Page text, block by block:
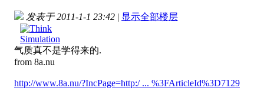
发表于 2011-1-1 23:42 | 显示全部楼层
气质真不是学得来的.
from 8a.nu
http://www.8a.nu/?IncPage=http:/ ... %3FArticleId%3D7129